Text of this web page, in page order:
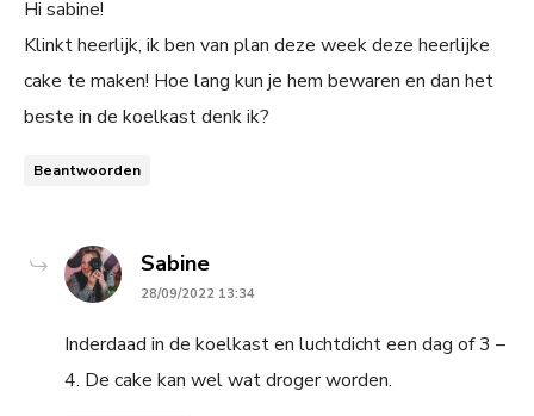
Hi sabine!
Klinkt heerlijk, ik ben van plan deze week deze heerlijke
cake te maken! Hoe lang kun je hem bewaren en dan het
beste in de koelkast denk ik?
Beantwoorden
Sabinesays:
28/09/2022 13:34
Inderdaad in de koelkast en luchtdicht een dag of 3 –
4. De cake kan wel wat droger worden.